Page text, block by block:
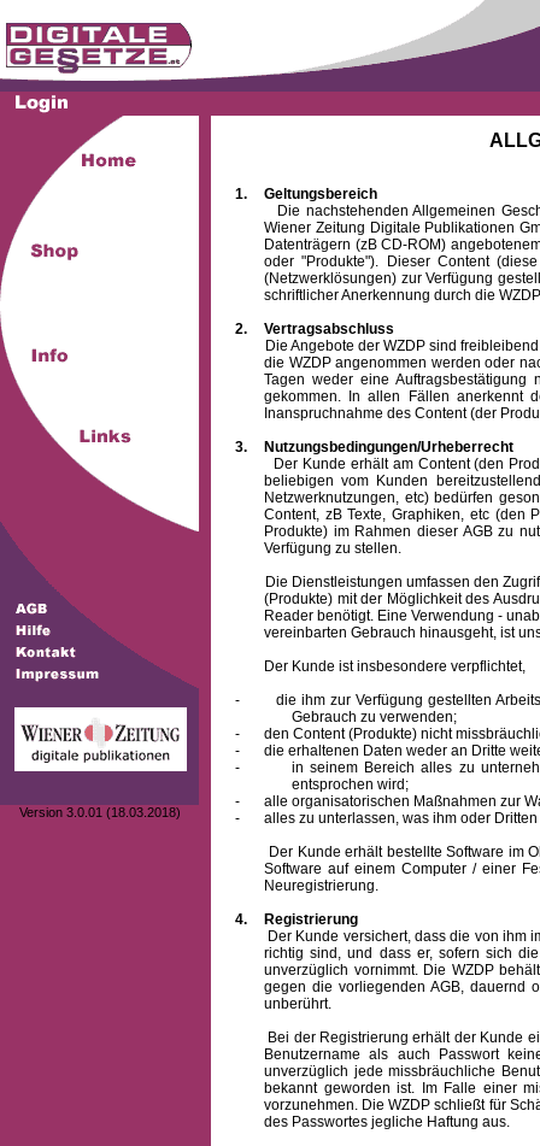
Version 3.0.01 (18.03.2018)
1.
Geltungsbereich
Die nachstehenden Allgemeinen
Wiener Zeitung Digitale Publikationen
Datenträgern (zB CD-ROM)
oder "Produkte"). Dieser Content
(Netzwerklösungen) zur Verfügung
schriftlicher Anerkennung durch die
2.
Vertragsabschluss
Die Angebote der WZDP sind freibleibend.
die WZDP angenommen werden oder
Tagen weder eine
gekommen. In allen Fällen anerkennt
Inanspruchnahme des Content (der
3.
Nutzungsbedingungen/Urheberrecht
Der Kunde erhält am Content (den
beliebigen vom Kunden
Netzwerknutzungen, etc) bedürfen
Content, zB Texte, Graphiken, etc (den
Produkte) im Rahmen dieser AGB zu
Verfügung zu stellen.
Die Dienstleistungen umfassen den Zugriff
(Produkte) mit der Möglichkeit des
Reader benötigt. Eine Verwendung -
vereinbarten Gebrauch hinausgeht, ist
Der Kunde ist insbesondere verpflichtet,
-
die ihm zur Verfügung gestellten
Gebrauch zu verwenden;
-
den Content (Produkte) nicht
-
die erhaltenen Daten weder an Dritte
-
in seinem Bereich alles zu
entsprochen wird;
-
alle organisatorischen Maßnahmen zur
-
alles zu unterlassen, was ihm oder
Der Kunde erhält bestellte Software im
Software auf einem Computer / einer
Neuregistrierung.
4.
Registrierung
Der Kunde versichert, dass die von ihm
richtig sind, und dass er, sofern sich
unverzüglich vornimmt. Die WZDP
gegen die vorliegenden AGB, dauernd
unberührt.
Bei der Registrierung erhält der Kunde
Benutzernameals auch Passwort
unverzüglich jede missbräuchliche
bekannt geworden ist. Im Falle einer
vorzunehmen. Die WZDP schließt für
des Passwortes jegliche Haftung aus.